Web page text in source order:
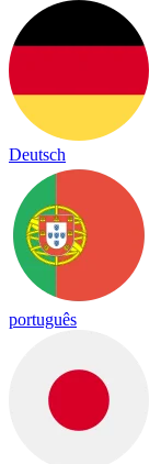
Deutsch
português